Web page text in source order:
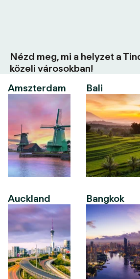
Nézd meg, mi a helyzet a
közeli városokban!
Amszterdam
Auckland
Bali
Bangkok